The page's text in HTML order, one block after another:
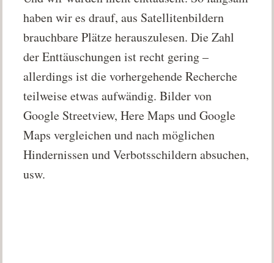
haben wir es drauf, aus Satellitenbildern
brauchbare Plätze herauszulesen. Die Zahl
der Enttäuschungen ist recht gering –
allerdings ist die vorhergehende Recherche
teilweise etwas aufwändig. Bilder von
Google Streetview, Here Maps und Google
Maps vergleichen und nach möglichen
Hindernissen und Verbotsschildern absuchen,
usw.